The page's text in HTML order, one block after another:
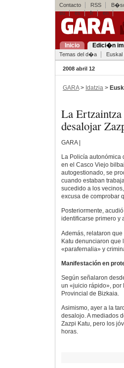
Contacto RSS
eu
es fr en
Inicio Edici�n
Temas del d�a Euskal
2008 abril 12
GARA> Idatzia >
La Ertzaintza
desalojar
GARA |
La Policía autonómica
en el Casco Viejo
autogestionado, se
cuando estaban
sucedido a los
excusa de comprobar
Posteriormente,
identificarse primero y
Además, relataron
Katu denunciaron que
«parafernalia» y
Manifestación en
Según señalaron
un «juicio rápido», por
Provincial de Bizkaia.
Asimismo, ayer a la
desalojo. A mediados
Zazpi Katu, pero los
horas.